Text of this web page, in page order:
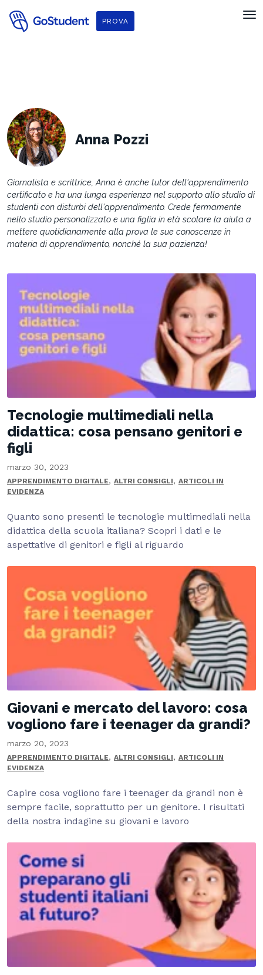
PROVA
Anna Pozzi
Giornalista e scrittrice, Anna è anche tutor dell'apprendimento
certificato e ha una lunga esperienza nel supporto allo studio di
studenti con disturbi dell'apprendimento. Crede fermamente
nello studio personalizzato e una figlia in età scolare la aiuta a
mettere quotidianamente alla prova le sue conoscenze in
materia di apprendimento, nonché la sua pazienza!
Tecnologie multimediali nella
didattica: cosa pensano genitori e
figli
marzo 30, 2023
APPRENDIMENTO DIGITALE, ALTRI CONSIGLI, ARTICOLI IN
EVIDENZA
Quanto sono presenti le tecnologie multimediali nella
didattica della scuola italiana? Scopri i dati e le
aspettative di genitori e figli al riguardo
Giovani e mercato del lavoro: cosa
vogliono fare i teenager da grandi?
marzo 20, 2023
APPRENDIMENTO DIGITALE, ALTRI CONSIGLI, ARTICOLI IN
EVIDENZA
Capire cosa vogliono fare i teenager da grandi non è
sempre facile, soprattutto per un genitore. I risultati
della nostra indagine su giovani e lavoro